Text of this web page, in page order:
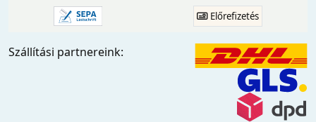
Előrefizetés
Szállítási partnereink: